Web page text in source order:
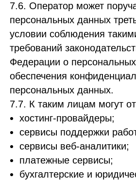
7.6. Оператор может
персональных данных
условии соблюдения
требований
Федерации о
обеспечения
персональных данных.
7.7. К таким лицам могут
хостинг-провайдеры;
сервисы поддержки
сервисы веб-аналитики;
платежные сервисы;
бухгалтерские и